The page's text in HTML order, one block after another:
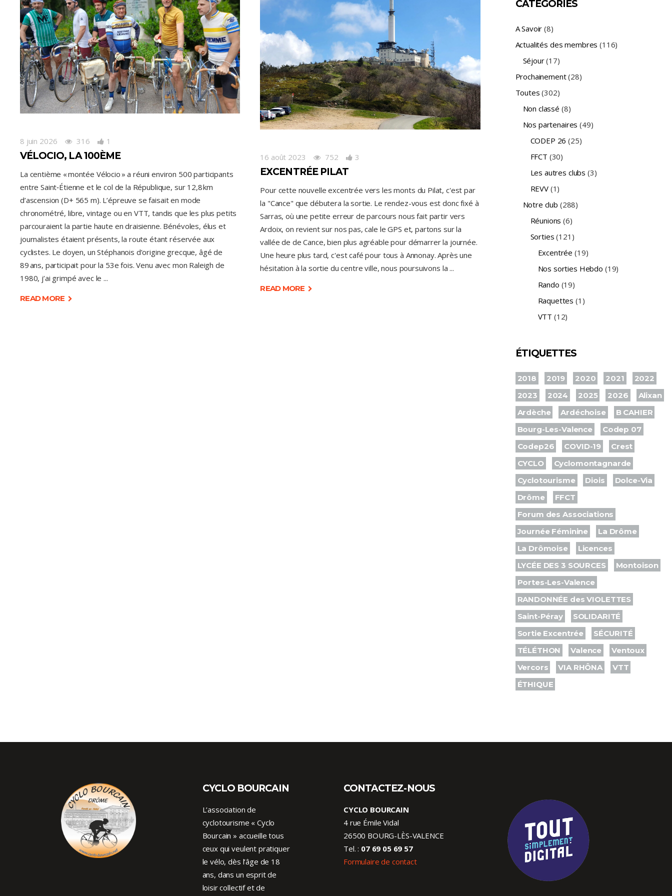
8 juin 2026 316 1
VÉLOCIO, LA 100ÈME
La centième « montée Vélocio » a réuni environ 500 participants
entre Saint‑Étienne et le col de la République, sur 12,8 km
d’ascension (D+ 565 m). L’épreuve se faisait en mode
chronométré, libre, vintage ou en VTT, tandis que les plus petits
parcouraient la partie haute en draisienne. Bénévoles, élus et
journalistes étaient présents, la route étant réservée aux
cyclistes. Le doyen, un Stéphanois d’origine grecque, âgé de
89 ans, participait pour la 53e fois. Venu avec mon Raleigh de
1980, j’ai grimpé avec le
READ MORE
16 août 2023 752 3
EXCENTRÉE PILAT
Pour cette nouvelle excentrée vers les monts du Pilat, c'est par
la "Cance" que débutera la sortie. Le rendez-vous est donc fixé à
Sarras, où une petite erreur de parcours nous fait partir vers
Ardoix, on revient sur nos pas, cale le GPS et, partons sur la
vallée de de Cance, bien plus agréable pour démarrer la journée.
Une heure plus tard, c'est café pour tous à Annonay. Après une
hésitation à la sortie du centre ville, nous poursuivons la
READ MORE
CATÉGORIES
A Savoir (8)
Actualités des membres (116)
Séjour(17)
Prochainement(28)
Toutes (302)
Non classé (8)
Nos partenaires (49)
CODEP 26 (25)
FFCT (30)
Les autres clubs (3)
REVV(1)
Notre club (288)
Réunions (6)
Sorties (121)
Excentrée (19)
Nos sorties Hebdo (19)
Rando (19)
Raquettes (1)
VTT (12)
ÉTIQUETTES
2018 2019 2020 2021
2022
2023
2024 2025 2026
Alixan
Ardèche
Ardéchoise
B CAHIER
Bourg-Les-Valence
Codep 07
Codep26
COVID-19
Crest
CYCLO
Cyclomontagnarde
Cyclotourisme
Diois
Dolce-Via
Drôme
FFCT
Forum des Associations
Journée Féminine
La Drôme
La Drômoise
Licences
LYCÉE DES 3 SOURCES
Montoison
Portes-Les-Valence
RANDONNÉE des VIOLETTES
Saint-Péray
SOLIDARITÉ
Sortie Excentrée
SÉCURITÉ
TÉLÉTHON
Valence
Ventoux
Vercors
VIA RHÔNA
VTT
ÉTHIQUE
CYCLO BOURCAIN
L’association de
cyclotourisme « Cyclo
Bourcain » accueille tous
ceux qui veulent pratiquer
le vélo, dès l’âge de 18
ans, dans un esprit de
loisir collectif et de
CONTACTEZ-NOUS
CYCLO BOURCAIN
4 rue Émile Vidal
26500 BOURG-LÈS-VALENCE
Tel. : 07 69 05 69 57
Formulaire de contact